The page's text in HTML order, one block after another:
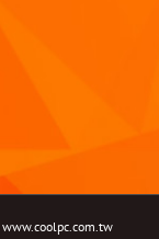
www.coolpc.com.tw